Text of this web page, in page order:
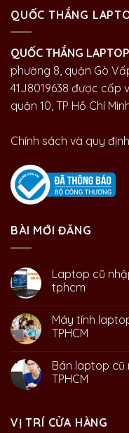
QUỐC THẮNG
QUỐC THẮNG LAPTOP
phường 8, quận Gò
41J8019638 được cấp
quận 10, TP Hồ Chí
Chính sách và quy định
BÀI MỚI ĐĂNG
Laptop cũ
tphcm
Máy tính
TPHCM
Bán laptop cũ
TPHCM
VỊ TRÍ CỬA HÀNG